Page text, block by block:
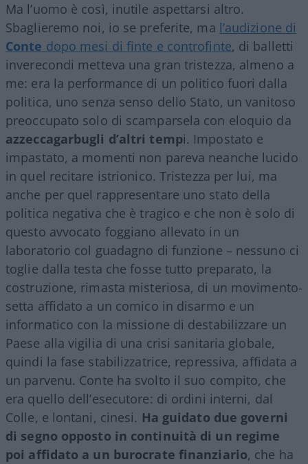
Ma l’uomo è così, inutile aspettarsi altro.
Sbaglieremo noi, io se preferite, ma l’audizione di
Conte dopo mesi di finte e controfinte, di balletti
inverecondi metteva una gran tristezza, almeno a
me: era la performance di un politico fuori dalla
politica, uno senza senso dello Stato, un vanitoso
preoccupato solo di scamparsela con eloquio da
azzeccagarbugli d’altri tempi. Impostato e
impastato, a momenti non pareva neanche lucido
in quel recitare istrionico. Tristezza per lui, ma
anche per quel rappresentare uno stato della
politica negativa che è tragico e che non è solo di
questo avvocato foggiano allevato in un
laboratorio col guadagno di funzione – nessuno ci
toglie dalla testa che fosse tutto preparato, la
costruzione, rimasta misteriosa, di un movimento-
setta affidato a un comico in disarmo e un
informatico con la missione di destabilizzare un
Paese alla vigilia di una crisi sanitaria globale,
quindi la fase stabilizzatrice, repressiva, affidata a
un parvenu. Conte ha svolto il suo compito, che
era quello dell’esecutore: di ordini interni, dal
Colle, e lontani, cinesi. Ha guidato due governi
di segno opposto in continuità di un regime
poi affidato a un burocrate finanziario, che ha